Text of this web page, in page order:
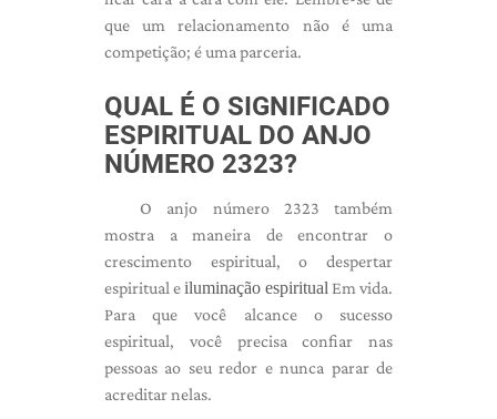
que um relacionamento não é uma
competição; é uma parceria.
QUAL É O SIGNIFICADO
ESPIRITUAL DO ANJO
NÚMERO 2323?
O anjo número 2323 também
mostra a maneira de encontrar o
crescimento espiritual, o despertar
espiritual eiluminação espiritual Em vida.
Para que você alcance o sucesso
espiritual, você precisa confiar nas
pessoas ao seu redor e nunca parar de
acreditar nelas.